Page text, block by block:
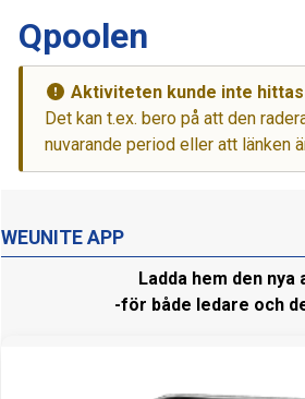
WEUNITE APP
Ladda hem den nya
-för både ledare och
Qpoolen
Aktiviteten kunde inte hittas
Det kan t.ex. bero på att den
nuvarande period eller att länken